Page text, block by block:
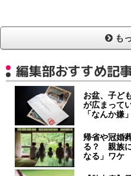
も
編集部おすすめ記
お盆、子ど
が広まって
「なんか嫌
帰省や冠婚
る？ 親族
なる」ワケ